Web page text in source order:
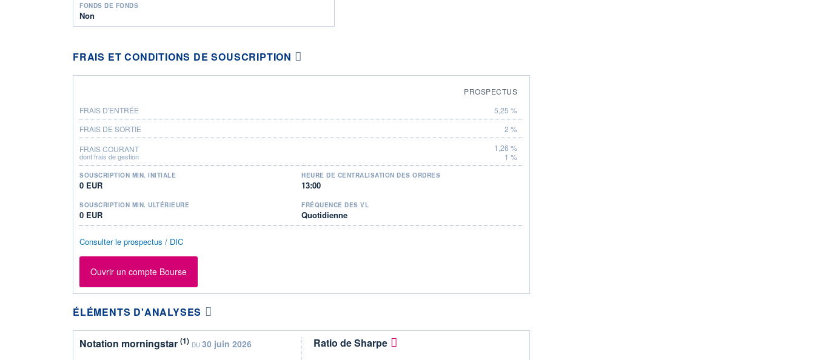
FONDS DE FONDS
Non
FRAIS ET CONDITIONS DE SOUSCRIPTION
PROSPECTUS
FRAIS D'ENTRÉE
5,25 %
FRAIS DE SORTIE
2 %
FRAIS COURANT
dont frais de gestion
1,26 %
1 %
SOUSCRIPTION MIN. INITIALE
0 EUR
HEURE DE CENTRALISATION DES ORDRES
13:00
SOUSCRIPTION MIN. ULTÉRIEURE
0 EUR
FRÉQUENCE DES VL
Quotidienne
Consulter le prospectus / DIC
Ouvrir un compte Bourse
ÉLÉMENTS D'ANALYSES
Notation morningstar (1) DU 30 juin 2026 Ratio de Sharpe